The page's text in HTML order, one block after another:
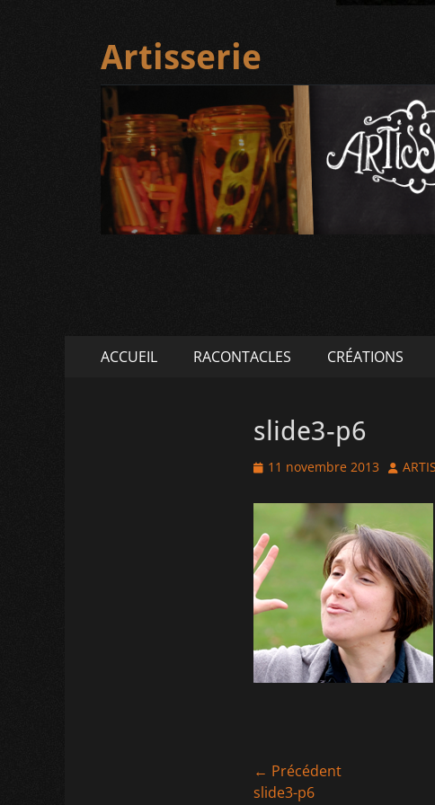
Artisserie
Menu
ACCUEIL RACONTACLES CRÉATIONS
slide3-p6
Posted
11 novembre 2013 Author
Navigation
← Précédent
Article
slide3-p6